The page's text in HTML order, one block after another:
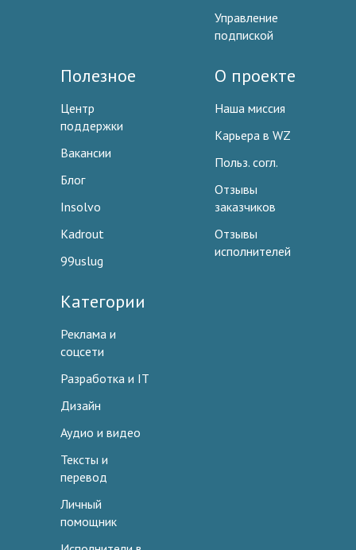
Управление
подпиской
Полезное
Центр
поддержки
Вакансии
Блог
Insolvo
Kadrout
99uslug
О проекте
Наша миссия
Карьера в WZ
Польз. согл.
Отзывы
заказчиков
Отзывы
исполнителей
Категории
Реклама и
соцсети
Разработка и IT
Дизайн
Аудио и видео
Тексты и
перевод
Личный
помощник